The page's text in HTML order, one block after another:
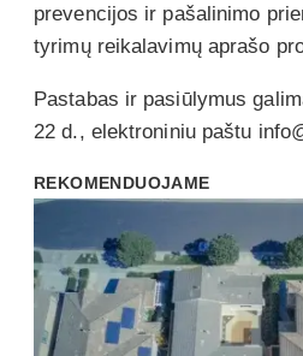
prevencijos ir pašalinimo
tyrimų reikalavimų aprašo
Pastabas ir pasiūlymus
22 d., elektroniniu paštu
REKOMENDUOJAME